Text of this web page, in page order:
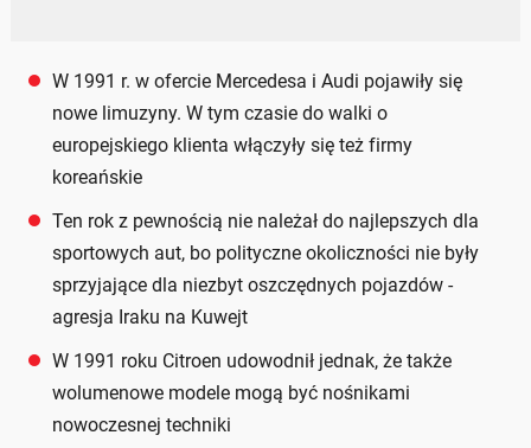
W 1991 r. w ofercie Mercedesa i Audi pojawiły się
nowe limuzyny. W tym czasie do walki o
europejskiego klienta włączyły się też firmy
koreańskie
Ten rok z pewnością nie należał do najlepszych dla
sportowych aut, bo polityczne okoliczności nie były
sprzyjające dla niezbyt oszczędnych pojazdów -
agresja Iraku na Kuwejt
W 1991 roku Citroen udowodnił jednak, że także
wolumenowe modele mogą być nośnikami
nowoczesnej techniki